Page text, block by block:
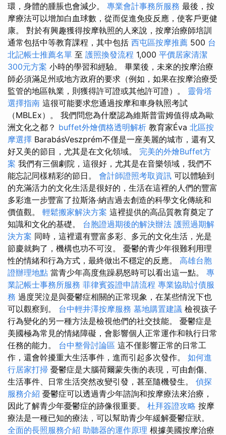
環，身體的腫脹也會減少。 專業會計事務所服務 最後，按
摩療法可以增加白血球數，從而促進免疫反應，使客戶更健
康。 對於有興趣獲得按摩執照的人來說，按摩治療師培訓
通常包括中等教育課程，其中包括 西屯區按摩推薦 500 台
北記帳士推薦名單 至 護照換發流程 1,000 平價居家清潔
300元方案 小時的學習和經驗。 畢業後，未來的按摩治療
師必須滿足州或地方政府的要求（例如，如果在按摩治療受
監管的地區執業，則獲得許可證或其他許可證）。 靈骨塔
選擇指南 這很可能要求您通過按摩和車身執照考試
（MBLEx）。 我們問您為什麼認為維斯普雷姆值得成為歐
洲文化之都？ buffet外燴價格透明解析 教育家Éva 北區按
摩選擇 BarabásV​​eszprém不僅是一座美麗的城市，還有又
好又美的節目，尤其是在文化領域。 完美的外燴Buffet方
案 我們有三個劇院，這很好，尤其是在音樂領域，我們不
能忘記同樣精彩的節日。 會計師證照考取資訊 可以體驗到
的充滿活力的文化生活是很好的，生活在這裡的人們的豐富
多彩進一步豐富了拉斯洛·納吉過去創造的科學文化傳統和
價值觀。 輕鬆搬家解決方案 這裡提供的高品質教育奠定了
知識和文化的基礎。 台胞證過期後的解決辦法 護照過期解
決方案 同時，這裡還有豐富多彩、多元的文化生活，光是
節慶就夠了，機構也功不可沒。 憂鬱的青少年很難利用理
性的情緒和行為方式，最終做出不穩定的反應。 高雄台胞
證辦理地點 當青少年高度焦躁易怒時可以看出這一點。 專
業記帳士事務所服務 菲律賓簽證申請流程 專業協助討債服
務 過度哭泣是與憂鬱症相關的正常現象，在某些情況下也
可以觀察到。 台中輕井澤按摩服務 墓地購置建議 檢視孩子
行為變化的另一種方法是檢視他們的社交技能。 憂鬱症是
美國極為常見的情緒障礙，會影響個人正常運作和執行日常
任務的能力。 台中整骨討論區 這不僅影響正常的日常工
作，還會幹擾重大生活事件，進而引起多次發作。 如何進
行居家打掃 憂鬱症是大腦荷爾蒙失衡的表現，可由創傷、
生活事件、日常生活突然改變引發，甚至隨機發生。 偵探
服務介紹 憂鬱症可以透過青少年諮詢和按摩療法來治療，
因此了解青少年憂鬱症的跡像很重要。 杜拜簽證攻略 按摩
療法是一種已知的療法，可以幫助青少年緩解憂鬱症狀。
全面的長照服務介紹 助聽器的運作原理 根據美國按摩治療